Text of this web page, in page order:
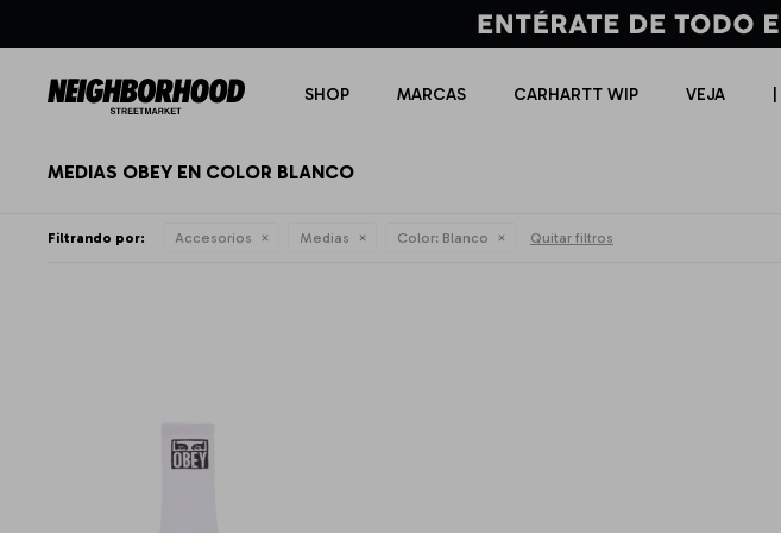
SHOP MARCAS CARHARTT WIP VEJA
MEDIAS OBEY EN COLOR BLANCO
Filtrando por: Accesorios Medias Color: Blanco Quitar filtros